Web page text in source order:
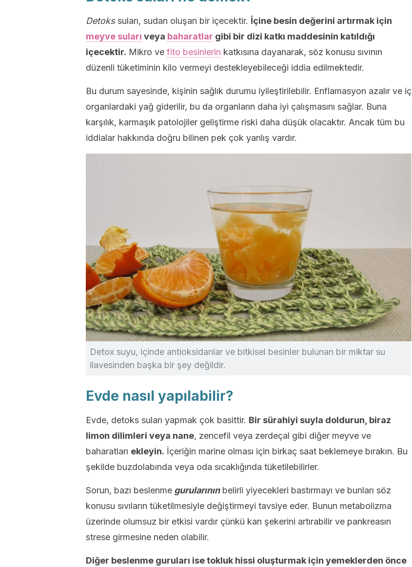
Detokssuları, sudan oluşan bir içecektir. İçine besin değerini artırmak için
meyve suları veya baharatlar gibi bir dizi katkı maddesinin katıldığı
içecektir. Mikro ve fito besinlerin katkısına dayanarak, söz konusu sıvının
düzenli tüketiminin kilo vermeyi destekleyebileceği iddia edilmektedir.
Bu durum sayesinde, kişinin sağlık durumu iyileştirilebilir. Enflamasyon azalır ve iç
organlardaki yağ giderilir, bu da organların daha iyi çalışmasını sağlar. Buna
karşılık, karmaşık patolojiler geliştirme riski daha düşük olacaktır. Ancak tüm bu
iddialar hakkında doğru bilinen pek çok yanlış vardır.
Detox suyu, içinde antioksidanlar ve bitkisel besinler bulunan bir miktar su
ilavesinden başka bir şey değildir.
Evde nasıl yapılabilir?
Evde, detoks suları yapmak çok basittir. Bir sürahiyi suyla doldurun, biraz
limon dilimleri veya nane, zencefil veya zerdeçal gibi diğer meyve ve
baharatları ekleyin. İçeriğin marine olması için birkaç saat beklemeye bırakın. Bu
şekilde buzdolabında veya oda sıcaklığında tüketilebilirler.
Sorun, bazı beslenme gurularınınbelirli yiyecekleri bastırmayı ve bunları söz
konusu sıvıların tüketilmesiyle değiştirmeyi tavsiye eder. Bunun metabolizma
üzerinde olumsuz bir etkisi vardır çünkü kan şekerini artırabilir ve pankreasın
strese girmesine neden olabilir.
Diğer beslenme guruları ise tokluk hissi oluşturmak için yemeklerden önce